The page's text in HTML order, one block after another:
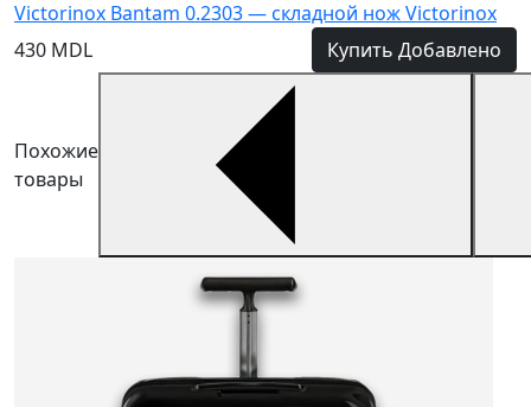
Victorinox Bantam 0.2303 — складной нож Victorinox
430 MDL
Купить Добавлено
Похожие
товары